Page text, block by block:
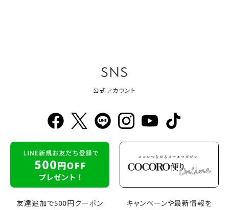
SNS
公式アカウント
友達追加で500円クーポン
キャンペーンや最新情報を